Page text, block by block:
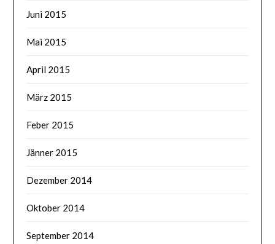
Juni 2015
Mai 2015
April 2015
März 2015
Feber 2015
Jänner 2015
Dezember 2014
Oktober 2014
September 2014